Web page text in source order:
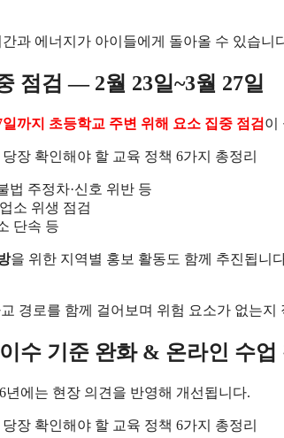
과 에너지가 아이들에게 돌아올 수 있습니
점검 — 2월 23일~3월 27일
까지 초등학교 주변 위해 요소 집중 점검 이
법 주정차·신호 위반 등
소 위생 점검
단속 등
을 위한 지역별 홍보 활동도 함께 추진됩니
경로를 함께 걸어보며 위험 요소가 없는지
수 기준 완화 & 온라인 수업
년에는 현장 의견을 반영해 개선됩니다.